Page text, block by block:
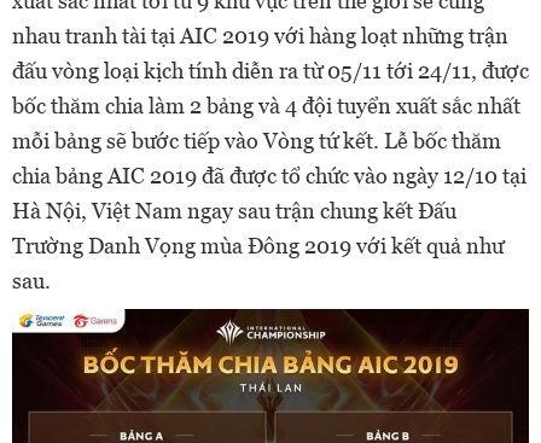
nhau tranh tài tại AIC 2019 với hàng loạt những trận
đấu vòng loại kịch tính diễn ra từ 05/11 tới 24/11, được
bốc thăm chia làm 2 bảng và 4 đội tuyển xuất sắc nhất
mỗi bảng sẽ bước tiếp vào Vòng tứ kết. Lễ bốc thăm
chia bảng AIC 2019 đã được tổ chức vào ngày 12/10 tại
Hà Nội, Việt Nam ngay sau trận chung kết Đấu
Trường Danh Vọng mùa Đông 2019 với kết quả như
sau.